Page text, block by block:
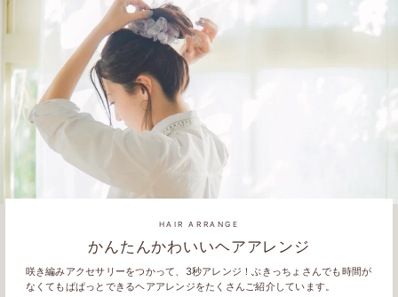
HAIR ARRANGE
かんたんかわいいヘアアレンジ
咲き編みアクセサリーをつかって、3秒アレンジ！ぶきっちょさんでも時間が
なくてもぱぱっとできるヘアアレンジをたくさんご紹介しています。